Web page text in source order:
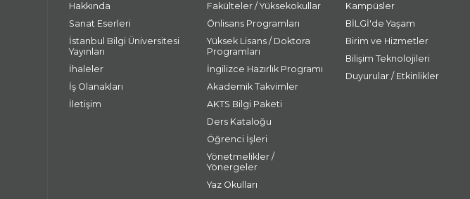
Hakkında
Sanat Eserleri
İstanbul Bilgi Üniversitesi
Yayınları
İhaleler
İş Olanakları
İletişim
Fakülteler / Yüksekokullar
Önlisans Programları
Yüksek Lisans / Doktora
Programları
İngilizce Hazırlık Programı
Akademik Takvimler
AKTS Bilgi Paketi
Ders Kataloğu
Öğrenci İşleri
Yönetmelikler /
Yönergeler
Yaz Okulları
Kampüsler
BİLGİ'de Yaşam
Birim ve Hizmetler
Bilişim Teknolojileri
Duyurular / Etkinlikler